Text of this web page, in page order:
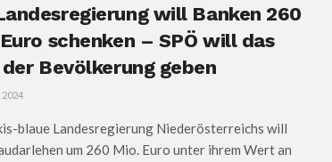
will Banken 260
schenken – SPÖ will das
Bevölkerung geben
2024
blaue Landesregierung Niederösterreichs will
um 260 Mio. Euro unter ihrem Wert an